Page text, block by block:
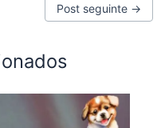
Post seguinte →